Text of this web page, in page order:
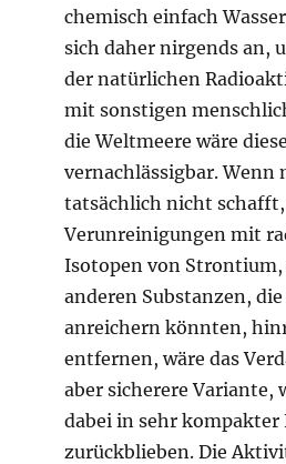
chemisch einfach
sich daher nirgends an,
der natürlichen
mit sonstigen
die Weltmeere wäre
vernachlässigbar. Wenn
tatsächlich nicht
Verunreinigungen mit
Isotopen von Strontium,
anderen Substanzen,
anreichern könnten,
entfernen, wäre das
aber sicherere Variante,
dabei in sehr kompakter
zurückblieben. Die